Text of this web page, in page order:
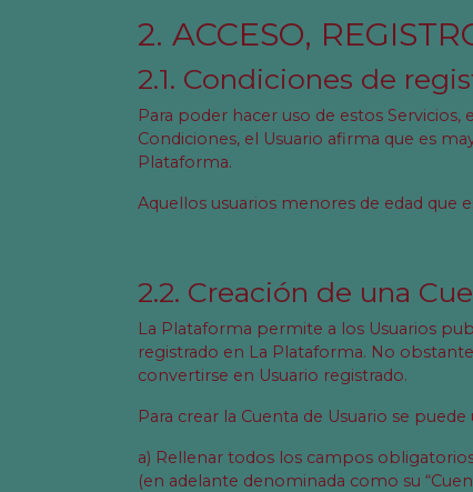
2. ACCESO,
2.1. Condiciones de
Para poder hacer uso de estos
Condiciones, el Usuario afirma que es
Plataforma.
Aquellos usuarios menores de edad que
2.2. Creación de una
La Plataforma permite a los Usuarios
registrado en La Plataforma. No
convertirse en Usuario registrado.
Para crear la Cuenta de Usuario se
a) Rellenar todos los campos
(en adelante denominada como su